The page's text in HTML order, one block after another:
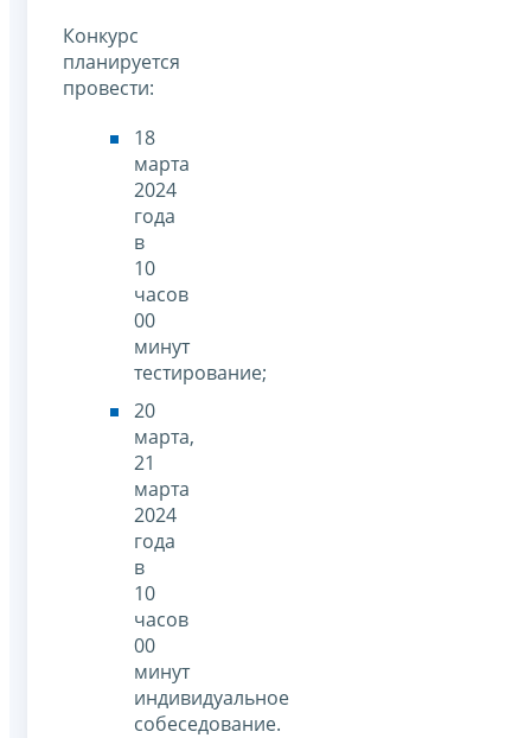
Конкурс
планируется
провести:
18
марта
2024
года
в
10
часов
00
минут
тестирование;
20
марта,
21
марта
2024
года
в
10
часов
00
минут
индивидуальное
собеседование.